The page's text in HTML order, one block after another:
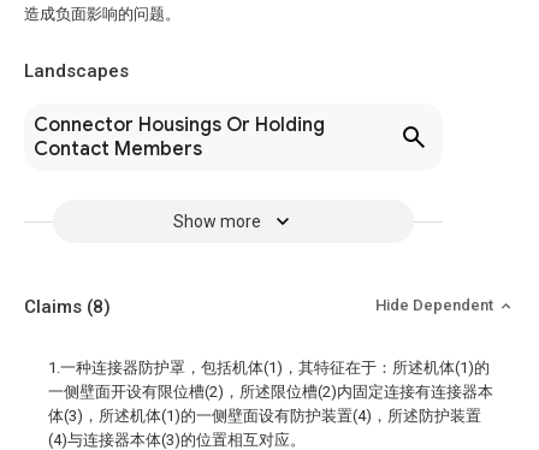
造成负面影响的问题。
Landscapes
Connector Housings Or Holding
Contact Members
Show more
Claims (8) Hide Dependent
1.一种连接器防护罩，包括机体(1)，其特征在于：所述机体(1)的
一侧壁面开设有限位槽(2)，所述限位槽(2)内固定连接有连接器本
体(3)，所述机体(1)的一侧壁面设有防护装置(4)，所述防护装置
(4)与连接器本体(3)的位置相互对应。